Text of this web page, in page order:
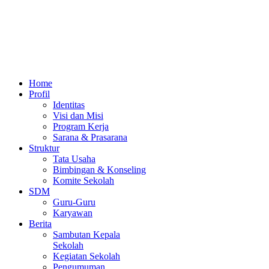
Home
Profil
Identitas
Visi dan Misi
Program Kerja
Sarana & Prasarana
Struktur
Tata Usaha
Bimbingan & Konseling
Komite Sekolah
SDM
Guru-Guru
Karyawan
Berita
Sambutan Kepala
Sekolah
Kegiatan Sekolah
Pengumuman